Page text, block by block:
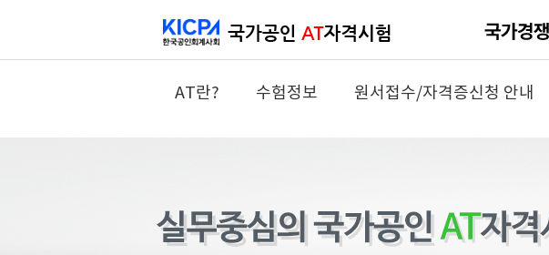
AT란? 수험정보 원서접수/자격증신청 안내